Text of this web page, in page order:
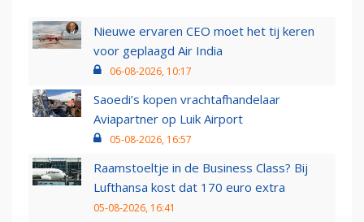
Nieuwe ervaren CEO moet het tij keren
voor geplaagd Air India
06-08-2026, 10:17
Saoedi’s kopen vrachtafhandelaar
Aviapartner op Luik Airport
05-08-2026, 16:57
Raamstoeltje in de Business Class? Bij
Lufthansa kost dat 170 euro extra
05-08-2026, 16:41